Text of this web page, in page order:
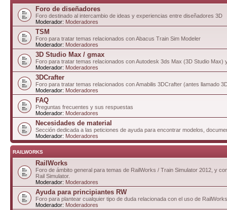
Foro de diseñadores
Foro destinado al intercambio de ideas y experiencias entre diseñadores 3D
Moderador: Moderadores
TSM
Foro para tratar temas relacionados con Abacus Train Sim Modeler
Moderador: Moderadores
3D Studio Max / gmax
Foro para tratar temas relacionados con Autodesk 3ds Max (3D Studio Max)
Moderador: Moderadores
3DCrafter
Foro para tratar temas relacionados con Amabilis 3DCrafter (antes llamado
Moderador: Moderadores
FAQ
Preguntas frecuentes y sus respuestas
Moderador: Moderadores
Necesidades de material
Sección dedicada a las peticiones de ayuda para encontrar modelos,
Moderador: Moderadores
RAILWORKS
RailWorks
Foro de ámbito general para temas de RailWorks / Train Simulator 2012, y
Rail Simulator.
Moderador: Moderadores
Ayuda para principiantes RW
Foro para plantear cualquier tipo de duda relacionada con el uso de
Moderador: Moderadores